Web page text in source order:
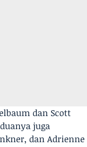
dan Scott
juga
dan Adrienne